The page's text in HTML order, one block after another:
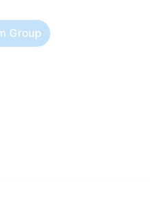
Group